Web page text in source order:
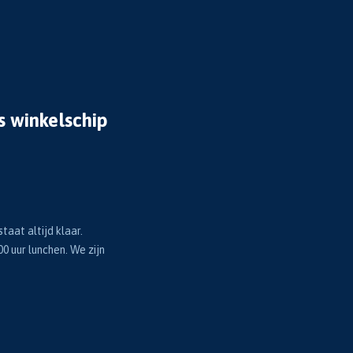
winkelschip
altijd klaar.
uur lunchen. We zijn